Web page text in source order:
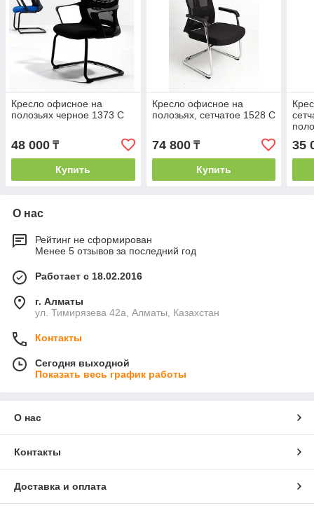
Кресло офисное на
полозьях черное 1373 C
48 000 ₸
Купить
Кресло офисное на
полозьях, сетчатое 1528 С
74 800₸
Купить
35
О нас
Рейтинг не сформирован
Менее 5 отзывов за последний год
Работает с 18.02.2016
г. Алматы
ул. Тимирязева 42а, Алматы, Казахстан
Контакты
Сегодня выходной
Показать весь график работы
О нас
Контакты
Доставка и оплата